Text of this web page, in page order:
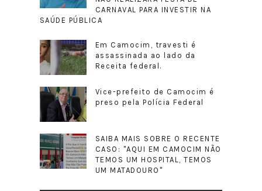
CARNAVAL PARA INVESTIR NA
SAÚDE PÚBLICA
Em Camocim, travesti é
assassinada ao lado da
Receita federal.
Vice-prefeito de Camocim é
preso pela Polícia Federal
SAIBA MAIS SOBRE O RECENTE
CASO: "AQUI EM CAMOCIM NÃO
TEMOS UM HOSPITAL, TEMOS
UM MATADOURO"